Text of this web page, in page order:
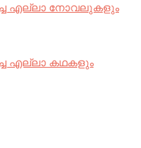
എല്ലാ നോവലുകളും
എല്ലാ കഥകളും